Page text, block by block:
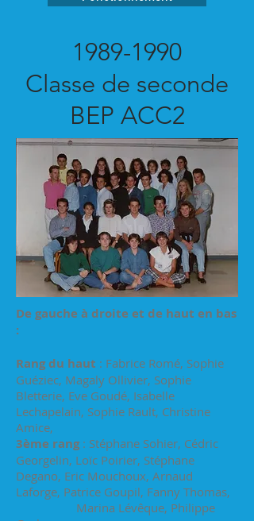
1989-1990
Classe de seconde
BEP ACC2
De gauche à droite et de haut en bas
:
Rang du haut : Fabrice Romé, Sophie
Guéziec, Magaly Ollivier, Sophie
Bletterie, Eve Goudé, Isabelle
Lechapelain, Sophie Rault, Christine
Amice,
3ème rang: Stéphane Sohier, Cédric
Georgelin, Loïc Poirier, Stéphane
Degano, Eric Mouchoux, Arnaud
Laforge, Patrice Goupil, Fanny Thomas,
Marina Lévêque, Philippe